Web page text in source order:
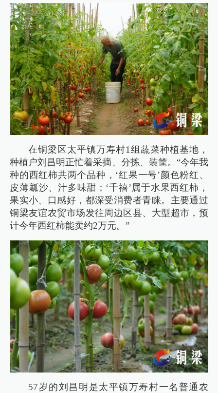
在铜梁区太平镇万寿村1组蔬菜种植基地，
种植户刘昌明正忙着采摘、分拣、装筐。“今年我
种的西红柿共两个品种，‘红果一号’颜色粉红、
皮薄瓤沙、汁多味甜；‘千禧’属于水果西红柿，
果实小、口感好，都深受消费者青睐。主要通过
铜梁友谊农贸市场发往周边区县、大型超市，预
计今年西红柿能卖约2万元。”
57岁的刘昌明是太平镇万寿村一名普通农